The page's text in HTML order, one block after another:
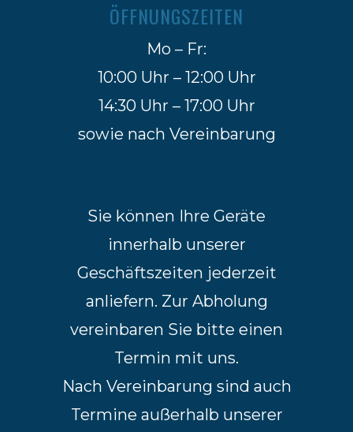
ÖFFNUNGSZEITEN
Mo – Fr:
10:00 Uhr – 12:00 Uhr
14:30 Uhr – 17:00 Uhr
sowie nach Vereinbarung
Sie können Ihre Geräte
innerhalb unserer
Geschäftszeiten jederzeit
anliefern. Zur Abholung
vereinbaren Sie bitte einen
Termin mit uns.
Nach Vereinbarung sind auch
Termine außerhalb unserer